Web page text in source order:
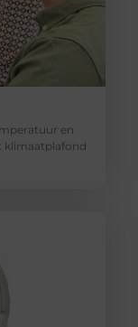
en
klimaatplafond